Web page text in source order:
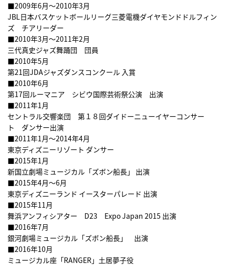
■2009年6月～2010年3月
JBL日本バスケットボールリーグ三菱電機ダイヤモンドドルフィン
ズ チアリーダー
■2010年3月～2011年2月
三代真史ジャズ舞踊団 団員
■2010年5月
第21回JDAジャズダンスコンクール 入賞
■2010年6月
第17回ルーマニア シビウ国際芸術祭公演 出演
■2011年1月
セントラル交響楽団 第１８回ダイドーニューイヤーコンサー
ト ダンサー出演
■2011年1月～2014年4月
東京ディズニーリゾート ダンサー
■2015年1月
新国立劇場ミュージカル「ズボン船長」 出演
■2015年4月～6月
東京ディズニーランド イースターパレード 出演
■2015年11月
舞浜アンフィシアター D23 Expo Japan 2015 出演
■2016年7月
銀河劇場ミュージカル「ズボン船長」 出演
■2016年10月
ミュージカル座「RANGER」土居夢子役